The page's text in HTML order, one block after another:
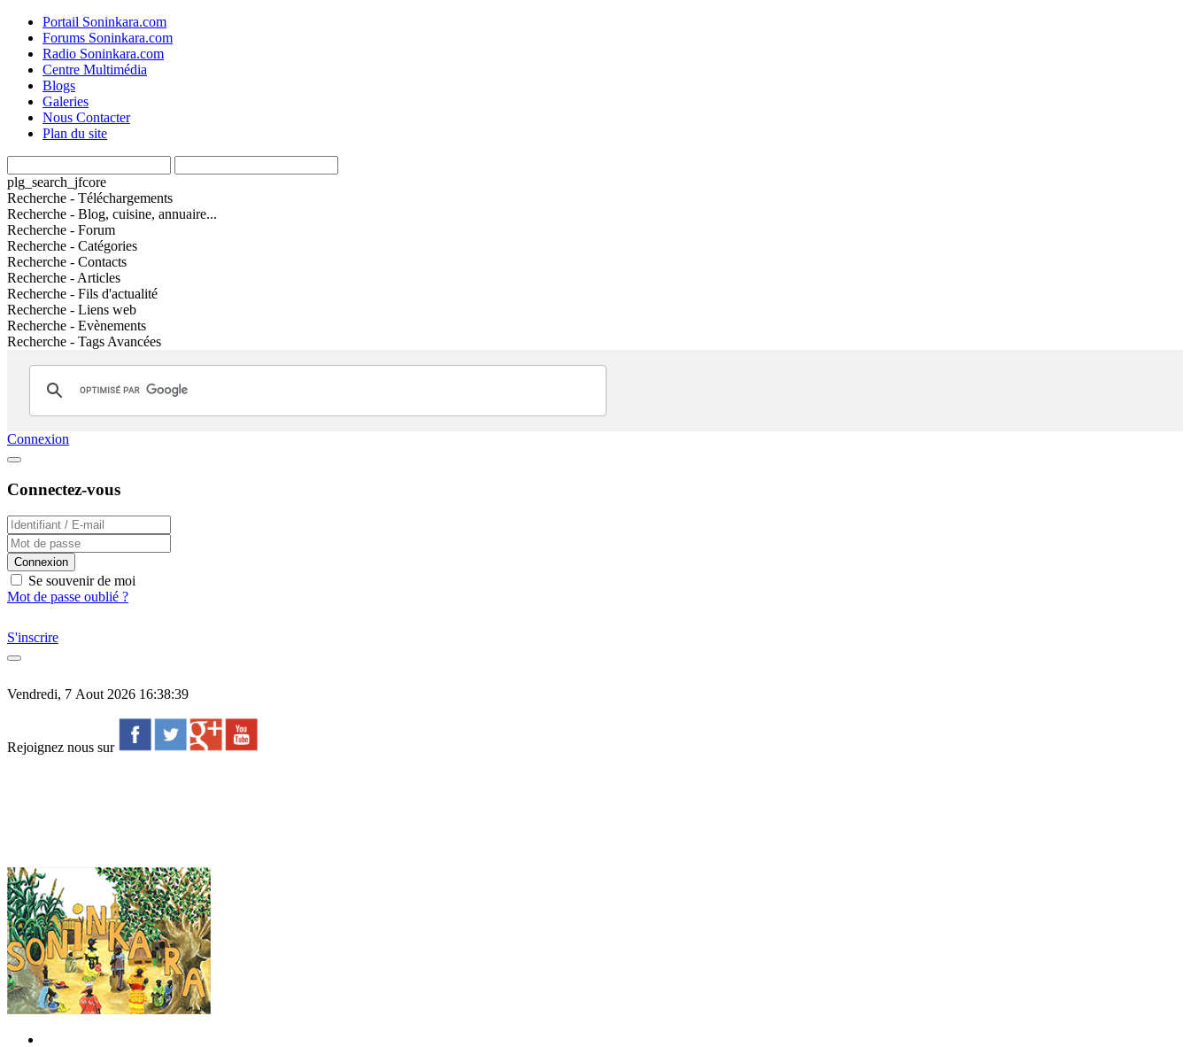
Portail Soninkara.com
Forums Soninkara.com
Radio Soninkara.com
Centre Multimédia
Blogs
Galeries
Nous Contacter
Plan du site
plg_search_jfcore
Recherche - Téléchargements
Recherche - Blog, cuisine, annuaire...
Recherche - Forum
Recherche - Catégories
Recherche - Contacts
Recherche - Articles
Recherche - Fils d'actualité
Recherche - Liens web
Recherche - Evènements
Recherche - Tags Avancées
Connexion
Connectez-vous
Connexion
Se souvenir de moi
Mot de passe oublié ?
S'inscrire
Vendredi, 7 Aout 2026 16:38:39
Rejoignez nous sur